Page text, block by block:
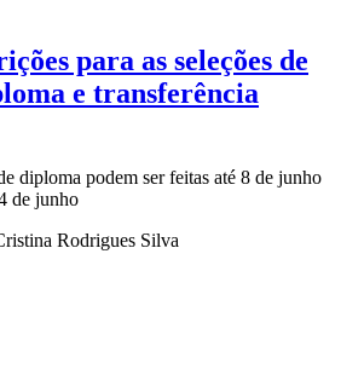
para as seleções de
e transferência
diploma podem ser feitas até 8 de junho
de junho
Rodrigues Silva